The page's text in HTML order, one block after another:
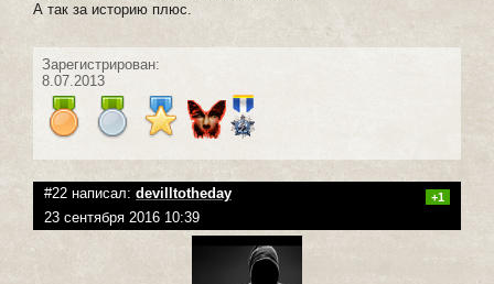
А так за историю плюс.
Зарегистрирован:
8.07.2013
#22 написал: devilltotheday +1
23 сентября 2016 10:39